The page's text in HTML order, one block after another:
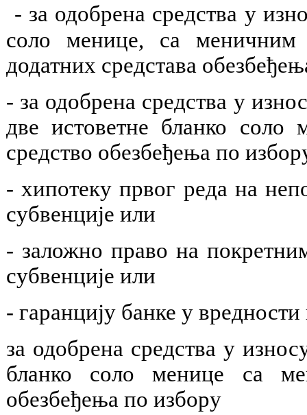
- за одобрена средства у
соло менице, са
додатних средстава
- за одобрена средства у
две истоветне бланко
средство обезбеђења по
- хипотеку првог реда на
субвенције или
- заложно право на
субвенције или
- гаранцију банке у
за одобрена средства у
бланко соло менице са
обезбеђења по избору